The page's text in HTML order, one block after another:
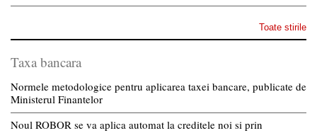
Toate stirile
Taxa bancara
Normele metodologice pentru aplicarea taxei bancare, publicate de
Ministerul Finantelor
Noul ROBOR se va aplica automat la creditele noi si prin